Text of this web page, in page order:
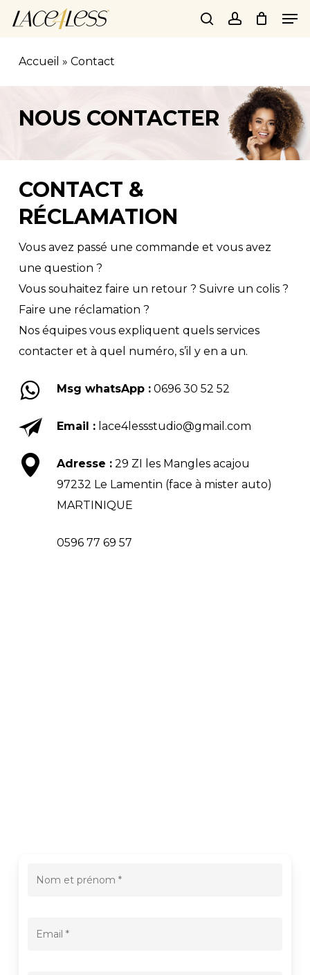
Skip
Accueil » Contact
NOUS CONTACTER
CONTACT &
RÉCLAMATION
Vous avez passé une commande et vous avez
une question ?
Vous souhaitez faire un retour ? Suivre un colis ?
Faire une réclamation ?
Nos équipes vous expliquent quels services
contacter et à quel numéro, s’il y en a un.
Msg whatsApp :0696 30 52 52
Email :lace4lessstudio@gmail.com
Adresse :29 ZI les Mangles acajou
97232 Le Lamentin (face à mister auto)
MARTINIQUE
0596 77 69 57